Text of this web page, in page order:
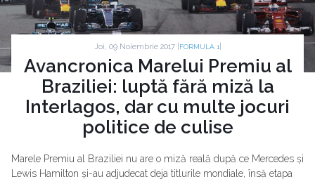
Joi, 09 Noiembrie 2017 | FORMULA 1
Avancronica Marelui Premiu al
Braziliei: luptă fără miză la
Interlagos, dar cu multe jocuri
politice de culise
Marele Premiu al Braziliei nu are o miză reală după ce Mercedes și
Lewis Hamilton și-au adjudecat deja titlurile mondiale, însă etapa